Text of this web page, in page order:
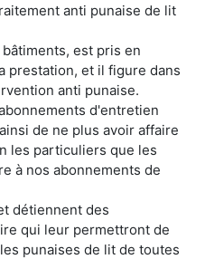
anti punaise de lit
est pris en
prestation, et il figure dans
anti punaise.
d'entretien
de ne plus avoir affaire
les particuliers que les
à nos abonnements de
détiennent des
qui leur permettront de
punaises de lit de toutes